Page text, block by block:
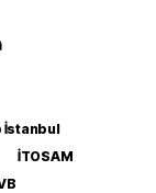
İstanbul
İTOSAM